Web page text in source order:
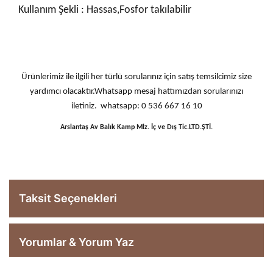
Kullanım Şekli : Hassas,Fosfor takılabilir
Ürünlerimiz ile ilgili her türlü sorularınız için satış temsilcimiz size
yardımcı olacaktır.Whatsapp mesaj hattımızdan sorularınızı
iletiniz. whatsapp: 0 536 667 16 10
Arslantaş Av Balık Kamp Mlz. İç ve Dış Tic.LTD.ŞTİ.
Taksit Seçenekleri
Yorumlar & Yorum Yaz